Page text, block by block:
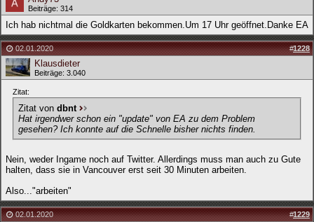
Beiträge: 314
Ich hab nichtmal die Goldkarten bekommen.Um 17 Uhr geöffnet.Danke EA
02.01.2020 #1228
Klausdieter
Beiträge: 3.040
Zitat:
Zitat von dbnt
Hat irgendwer schon ein "update" von EA zu dem Problem
gesehen? Ich konnte auf die Schnelle bisher nichts finden.
Nein, weder Ingame noch auf Twitter. Allerdings muss man auch zu Gute
halten, dass sie in Vancouver erst seit 30 Minuten arbeiten.
Also..."arbeiten"
02.01.2020 #1229